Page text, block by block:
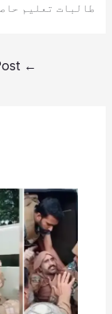
طالبات تعلیم
←